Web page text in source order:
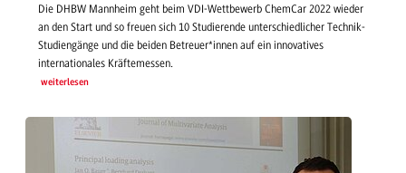
Die DHBW Mannheim geht beim VDI-Wettbewerb ChemCar 2022 wieder
an den Start und so freuen sich 10 Studierende unterschiedlicher Technik-
Studiengänge und die beiden Betreuer*innen auf ein innovatives
internationales Kräftemessen.
weiterlesen